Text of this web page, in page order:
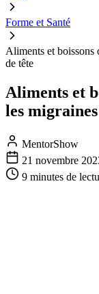
Forme et Santé
Aliments et boissons
de tête
Aliments et
les
MentorShow
21 novembre
9 minutes de